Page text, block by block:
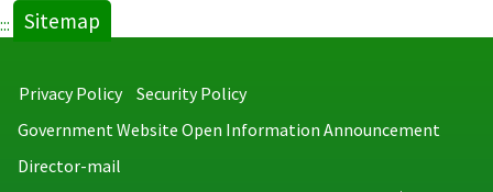
::: Sitemap
Privacy Policy
Security Policy
Government Website Open Information Announcement
Director-mail